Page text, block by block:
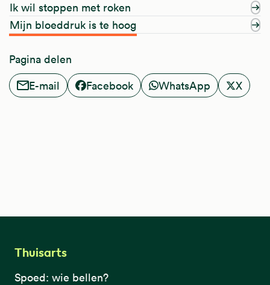
Ik wil stoppen met roken
Mijn bloeddruk is te hoog
Pagina delen
E-mail
Facebook WhatsApp X
Thuisarts
Spoed: wie bellen?